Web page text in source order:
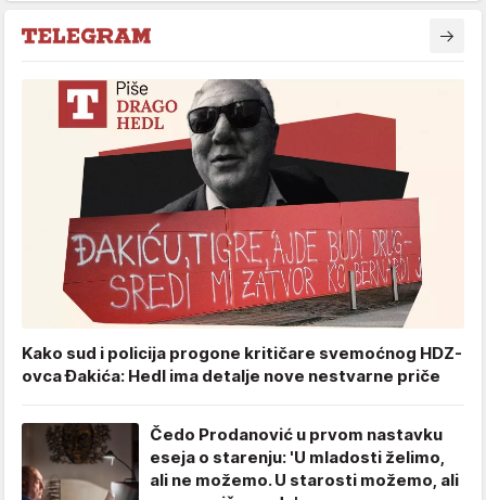
Kako sud i policija progone kritičare svemoćnog HDZ-
ovca Đakića: Hedl ima detalje nove nestvarne priče
Čedo Prodanović u prvom nastavku
eseja o starenju: 'U mladosti želimo,
ali ne možemo. U starosti možemo, ali